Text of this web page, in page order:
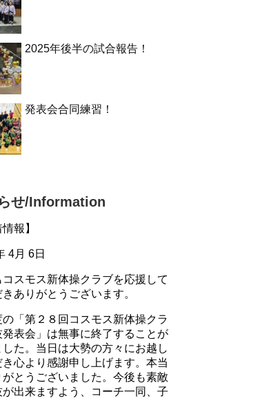
2025年後半の試合報告！
発表会合同練習！
せ/Information
情報】
4月 6日
コスモス新体操クラブを応援して
ありがとうございます。
の「第２８回コスモス新体操クラ
発表会」は無事に終了することが
した。当日は大勢の方々にお越し
き心より感謝申し上げます。本当
がとうございました。今後も素敵
が出来ますよう、コーチ一同、子